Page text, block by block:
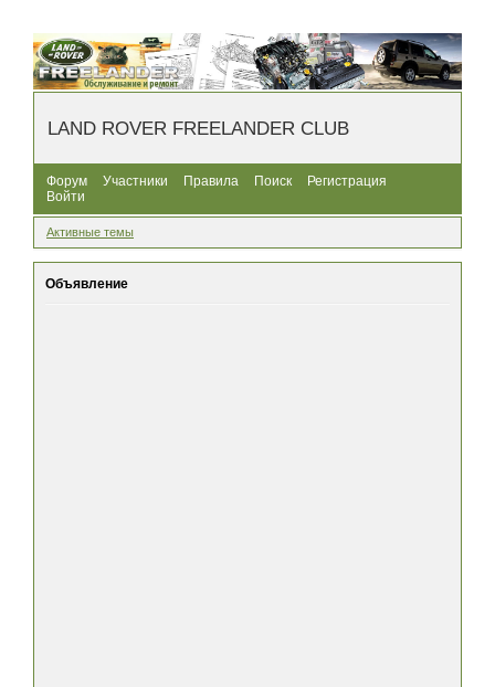
LAND ROVER FREELANDER CLUB
Форум Участники Правила Поиск
Регистрация
Войти
Активные темы
Объявление